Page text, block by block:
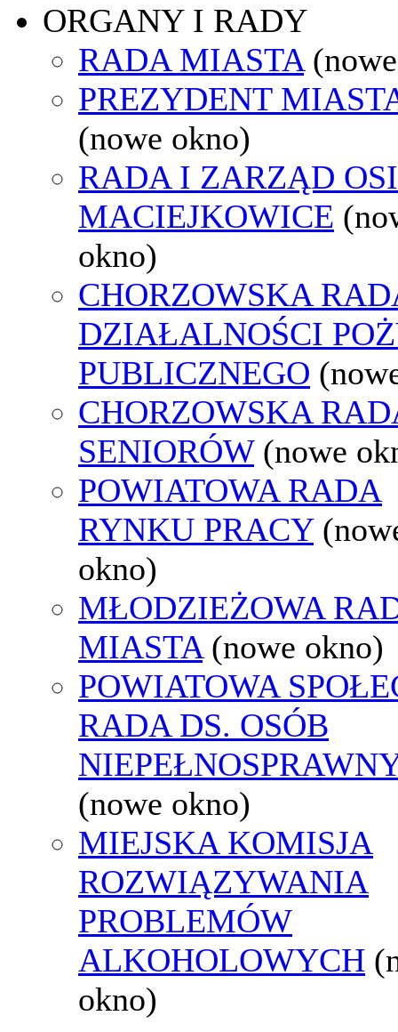
ORGANY I RADY
RADA MIASTA
PREZYDENT
(nowe okno)
RADA I ZARZĄD
MACIEJKOWICE
okno)
CHORZOWSKA
DZIAŁALNOŚCI
PUBLICZNEGO
CHORZOWSKA
SENIORÓW (nowe
POWIATOWA RADA
RYNKU PRACY
okno)
MŁODZIEŻOWA
MIASTA (nowe okno)
POWIATOWA
RADA DS. OSÓB
(nowe okno)
MIEJSKA KOMISJA
ROZWIĄZYWANIA
PROBLEMÓW
ALKOHOLOWYCH
okno)